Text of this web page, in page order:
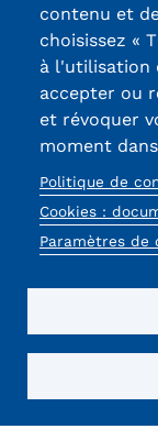
Prospect
JPO
13,
90010
03 84
Réseaux
sociaux
Menu
contenu et
choisissez «
à l'utilisation
accepter ou
et révoquer
moment
Politique de
Cookies :
Paramètres de